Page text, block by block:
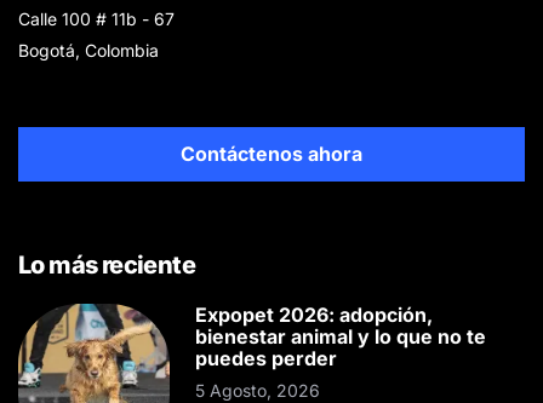
Calle 100 # 11b - 67
Bogotá, Colombia
Contáctenos ahora
Lo más reciente
Expopet 2026: adopción,
bienestar animal y lo que no te
puedes perder
5 Agosto, 2026